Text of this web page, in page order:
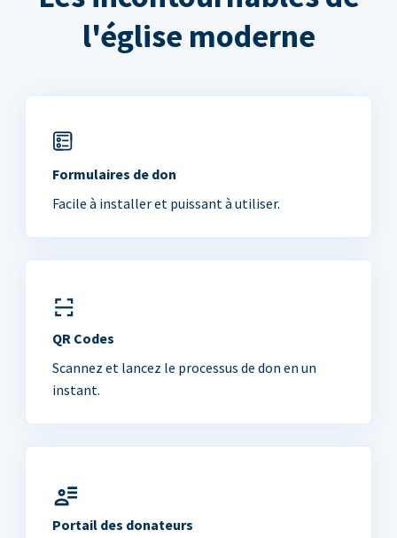
l'église moderne
Formulaires de don
Facile à installer et puissant à utiliser.
QR Codes
Scannez et lancez le processus de don en un
instant.
Portail des donateurs